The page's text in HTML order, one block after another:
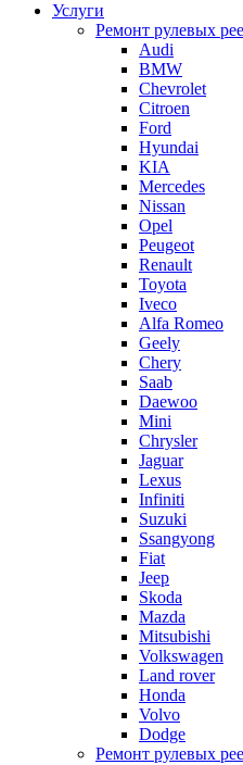
Услуги
Ремонт рулевых
Audi
BMW
Chevrolet
Citroen
Ford
Hyundai
KIA
Mercedes
Nissan
Opel
Peugeot
Renault
Toyota
Iveco
Alfa Romeo
Geely
Chery
Saab
Daewoo
Mini
Chrysler
Jaguar
Lexus
Infiniti
Suzuki
Ssangyong
Fiat
Jeep
Skoda
Mazda
Mitsubishi
Volkswagen
Land rover
Honda
Volvo
Dodge
Ремонт рулевых